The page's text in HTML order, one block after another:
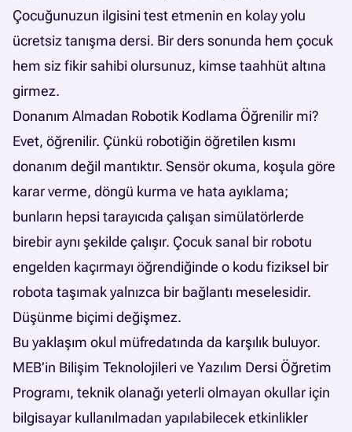
Çocuğunuzun ilgisini test etmenin en kolay yolu
ücretsiz tanışma dersi. Bir ders sonunda hem çocuk
hem siz fikir sahibi olursunuz, kimse taahhüt altına
girmez.
Donanım Almadan Robotik Kodlama Öğrenilir mi?
Evet, öğrenilir. Çünkü robotiğin öğretilen kısmı
donanım değil mantıktır. Sensör okuma, koşula göre
karar verme, döngü kurma ve hata ayıklama;
bunların hepsi tarayıcıda çalışan simülatörlerde
birebir aynı şekilde çalışır. Çocuk sanal bir robotu
engelden kaçırmayı öğrendiğinde o kodu fiziksel bir
robota taşımak yalnızca bir bağlantı meselesidir.
Düşünme biçimi değişmez.
Bu yaklaşım okul müfredatında da karşılık buluyor.
MEB’in Bilişim Teknolojileri ve Yazılım Dersi Öğretim
Programı, teknik olanağı yeterli olmayan okullar için
bilgisayar kullanılmadan yapılabilecek etkinlikler